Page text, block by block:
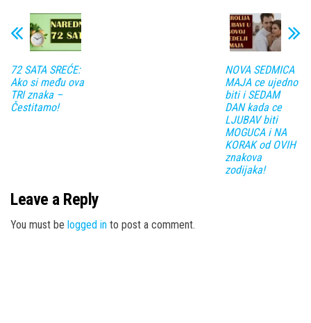
72 SATA SREĆE:
Ako si među ova
TRI znaka –
Čestitamo!
NOVA SEDMICA
MAJA ce ujedno
biti i SEDAM
DAN kada ce
LJUBAV biti
MOGUCA i NA
KORAK od OVIH
znakova
zodijaka!
Leave a Reply
You must be logged in to post a comment.